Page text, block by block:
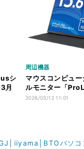
シ
月
周辺機器
マウスコンピュ
ルモニター「
B1J」発売。USB-
2026/03/12 11:01
パソコ